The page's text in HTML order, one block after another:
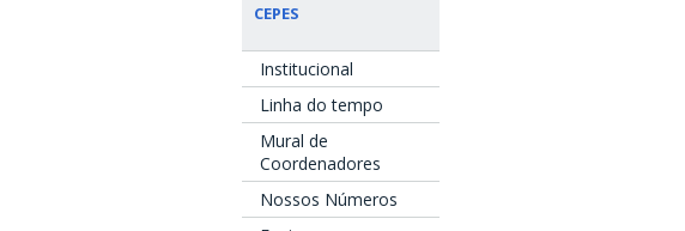
CEPES
Institucional
Linha do tempo
Mural de
Coordenadores
Nossos Números